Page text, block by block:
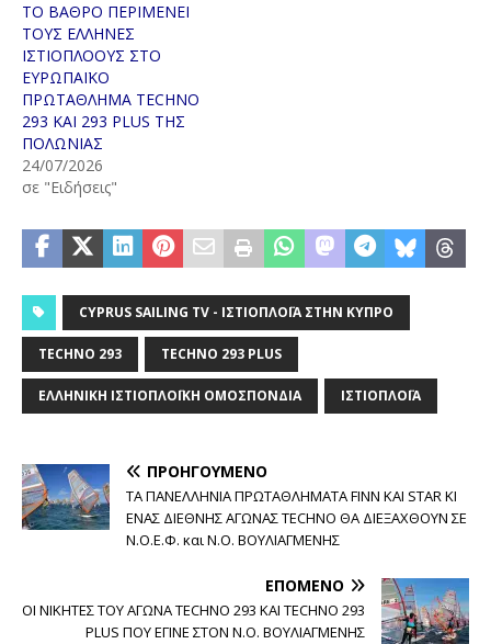
ΤΟ ΒΑΘΡΟ ΠΕΡΙΜΕΝΕΙ
ΤΟΥΣ ΕΛΛΗΝΕΣ
ΙΣΤΙΟΠΛΟΟΥΣ ΣΤΟ
ΕΥΡΩΠΑΪΚΟ
ΠΡΩΤΑΘΛΗΜΑ TECHNO
293 ΚΑΙ 293 PLUS ΤΗΣ
ΠΟΛΩΝΙΑΣ
24/07/2026
σε "Ειδήσεις"
CYPRUS SAILING TV - ΙΣΤΙΟΠΛΟΪ́Α ΣΤΗΝ ΚΎΠΡΟ
TECHNO 293 TECHNO 293 PLUS
ΕΛΛΗΝΙΚΉ ΙΣΤΙΟΠΛΟΪΚΉ ΟΜΟΣΠΟΝΔΊΑ ΙΣΤΙΟΠΛΟΪ́Α
ΠΡΟΗΓΟΎΜΕΝΟ
ΤΑ ΠΑΝΕΛΛΗΝΙΑ ΠΡΩΤΑΘΛΗΜΑΤΑ FINN ΚΑΙ STAR ΚΙ
ΕΝΑΣ ΔΙΕΘΝΗΣ ΑΓΩΝΑΣ TECHNO ΘΑ ΔΙΕΞΑΧΘΟΥΝ ΣΕ
Ν.Ο.Ε.Φ. και Ν.Ο. ΒΟΥΛΙΑΓΜΕΝΗΣ
ΕΠΌΜΕΝΟ
ΟΙ ΝΙΚΗΤΕΣ ΤΟΥ ΑΓΩΝΑ TECHNO 293 KAI TECHNO 293
PLUS ΠΟΥ ΕΓΙΝΕ ΣΤΟΝ Ν.Ο. ΒΟΥΛΙΑΓΜΕΝΗΣ